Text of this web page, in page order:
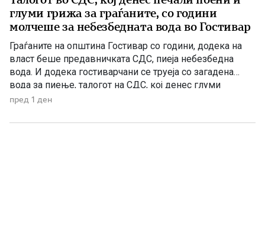
глуми грижа за граѓаните, со години
молчеше за небезбедната вода во Гостивар
Граѓаните на општина Гостивар со години, додека на
власт беше предавничката СДС, пиеја небезбедна
вода. И додека гостиварчани се труеја со загадена
вода за пиење, талогот на СДС, кој денес глуми
загриженост, само за да ќари некој беден политички
анализи, во повеќе наврати во гостиварскиот
пред 1 ден